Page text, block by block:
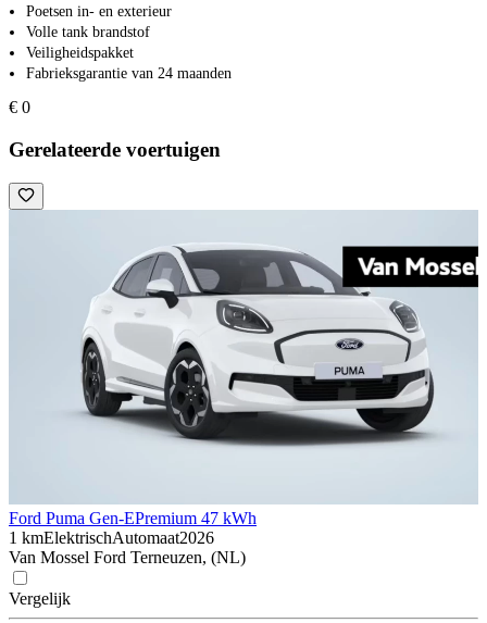
Poetsen in- en exterieur
Volle tank brandstof
Veiligheidspakket
Fabrieksgarantie van 24 maanden
€ 0
Gerelateerde voertuigen
Ford Puma Gen-EPremium 47 kWh
1 kmElektrischAutomaat2026
Van Mossel Ford Terneuzen, (NL)
Vergelijk